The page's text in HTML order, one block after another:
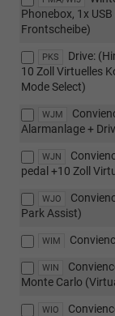
Phonebox, 1x
Frontscheibe)
PKS
Drive:
10 Zoll Virtuelles
Mode Select)
WJM
Alarmanlage +
WJN
pedal +10 Zoll
WJO
Park Assist)
WIM
WIN
Monte Carlo
WIO